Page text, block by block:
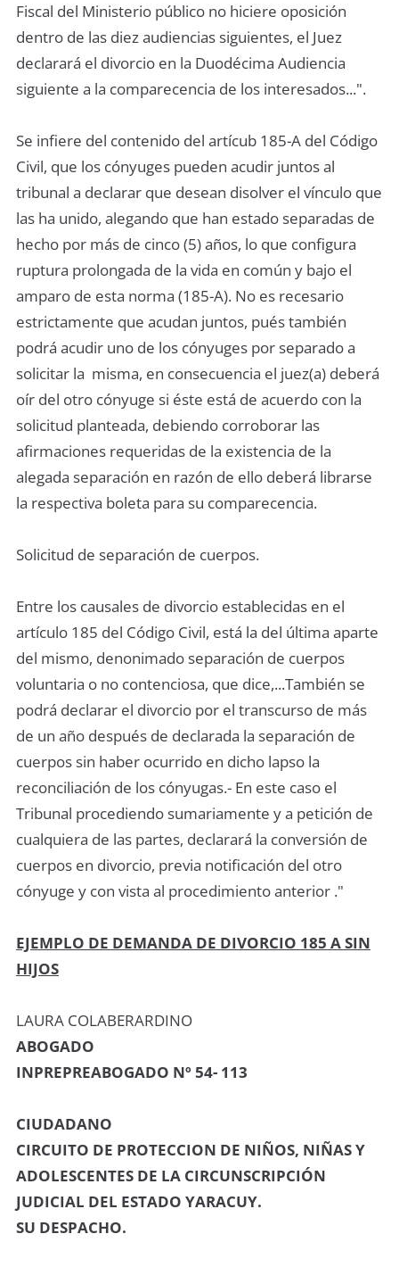
Fiscal del Ministerio público no hiciere oposición
dentro de las diez audiencias siguientes, el Juez
declarará el divorcio en la Duodécima Audiencia
siguiente a la comparecencia de los interesados...".
Se infiere del contenido del artícub 185-A del Código
Civil, que los cónyuges pueden acudir juntos al
tribunal a declarar que desean disolver el vínculo que
las ha unido, alegando que han estado separadas de
hecho por más de cinco (5) años, lo que configura
ruptura prolongada de la vida en común y bajo el
amparo de esta norma (185-A). No es recesario
estrictamente que acudan juntos, pués también
podrá acudir uno de los cónyuges por separado a
solicitar la misma, en consecuencia el juez(a) deberá
oír del otro cónyuge si éste está de acuerdo con la
solicitud planteada, debiendo corroborar las
afirmaciones requeridas de la existencia de la
alegada separación en razón de ello deberá librarse
la respectiva boleta para su comparecencia.
Solicitud de separación de cuerpos.
Entre los causales de divorcio establecidas en el
artículo 185 del Código Civil, está la del última aparte
del mismo, denonimado separación de cuerpos
voluntaria o no contenciosa, que dice,...También se
podrá declarar el divorcio por el transcurso de más
de un año después de declarada la separación de
cuerpos sin haber ocurrido en dicho lapso la
reconciliación de los cónyugas.- En este caso el
Tribunal procediendo sumariamente y a petición de
cualquiera de las partes, declarará la conversión de
cuerpos en divorcio, previa notificación del otro
cónyuge y con vista al procedimiento anterior ."
EJEMPLO DE DEMANDA DE DIVORCIO 185 ASIN
HIJOS
LAURA COLABERARDINO
ABOGADO
INPREPREABOGADO Nº 54- 113
CIUDADANO
CIRCUITO DE PROTECCION DE NIÑOS, NIÑAS Y
ADOLESCENTES DE LA CIRCUNSCRIPCIÓN
JUDICIAL DEL ESTADO YARACUY.
SU DESPACHO.